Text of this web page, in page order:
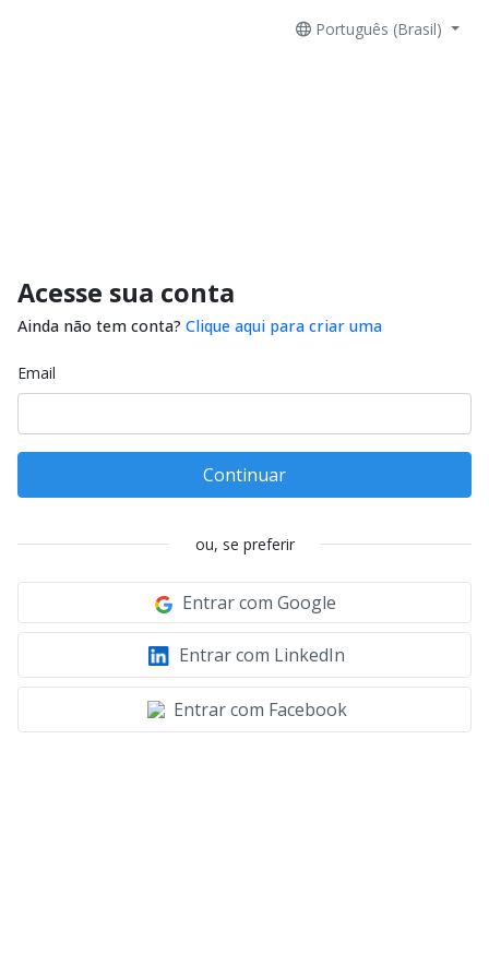
Português (Brasil)
Acesse sua conta
Ainda não tem conta? Clique aqui para criar uma
Email
Continuar
ou, se preferir
Entrar com Google
Entrar com LinkedIn
Entrar com Facebook